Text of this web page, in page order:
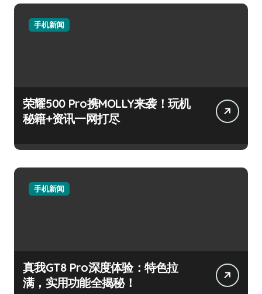
手机新闻
荣耀500 Pro携MOLLY来袭！玩机
秘籍+资讯一网打尽
手机新闻
真我GT8 Pro深度体验：特色拉
满，实用功能全揭秘！